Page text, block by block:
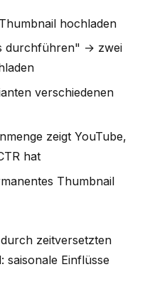
hochladen
durchführen" → zwei
verschiedenen
zeigt YouTube,
hat
Thumbnail
zeitversetzten
saisonale Einflüsse